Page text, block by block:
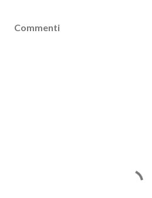
Commenti